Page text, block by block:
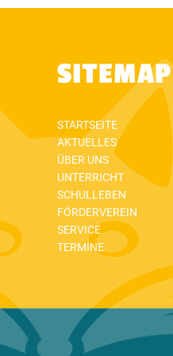
SITEMAP
STARTSEITE
AKTUELLES
ÜBER UNS
UNTERRICHT
SCHULLEBEN
FÖRDERVEREIN
SERVICE
TERMINE